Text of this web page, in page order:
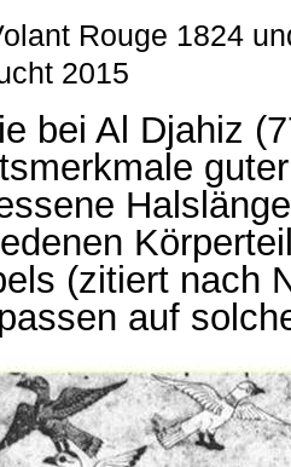
Rouge 1824
2015
bei Al Djahiz
(zitiert nach
auf